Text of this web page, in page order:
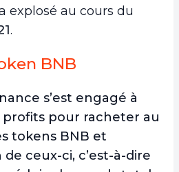
explosé au cours du
.
BNB
s’est engagé à
profits pour racheter au
tokens BNB et
ceux-ci, c’est-à-dire